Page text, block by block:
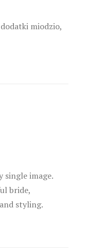
miodzio,
single image.
bride,
styling.